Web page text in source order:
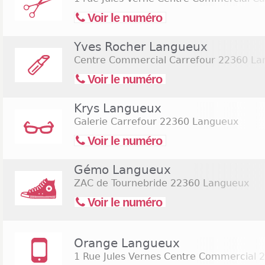
Voir le numéro
Yves Rocher Langueux
Centre Commercial Carrefour 22360
Voir le numéro
Krys Langueux
Galerie Carrefour 22360 Langueux
Voir le numéro
Gémo Langueux
ZAC de Tournebride 22360 Langueux
Voir le numéro
Orange Langueux
1 Rue Jules Vernes Centre Commercial